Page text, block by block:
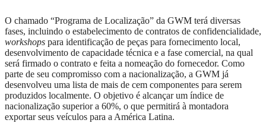
O chamado “Programa de Localização” da GWM terá diversas
fases, incluindo o estabelecimento de contratos de confidencialidade,
workshops para identificação de peças para fornecimento local,
desenvolvimento de capacidade técnica e a fase comercial, na qual
será firmado o contrato e feita a nomeação do fornecedor. Como
parte de seu compromisso com a nacionalização, a GWM já
desenvolveu uma lista de mais de cem componentes para serem
produzidos localmente. O objetivo é alcançar um índice de
nacionalização superior a 60%, o que permitirá à montadora
exportar seus veículos para a América Latina.